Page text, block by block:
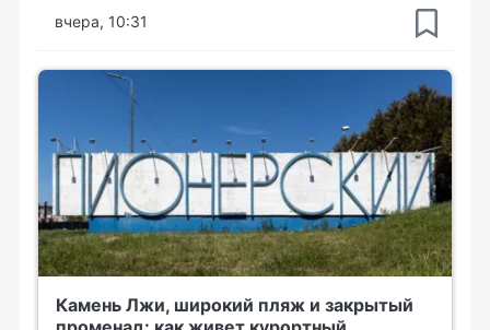
вчера, 10:31
Камень Лжи, широкий пляж и закрытый